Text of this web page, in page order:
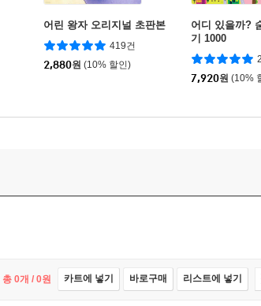
어린 왕자 오리지널 초판본
419건
2,880원 (10% 할인)
어디 있을까?
기 1000
7,920원 (10%
총 0개 / 0원 카트에 넣기 바로구매 리스트에 넣기